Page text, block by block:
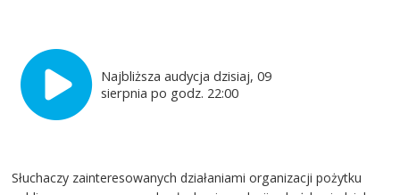
Najbliższa audycja dzisiaj, 09
sierpnia po godz. 22:00
Słuchaczy zainteresowanych działaniami organizacji pożytku